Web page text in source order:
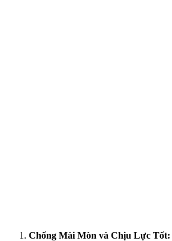
Chống Mài Mòn và Chịu Lực Tốt: